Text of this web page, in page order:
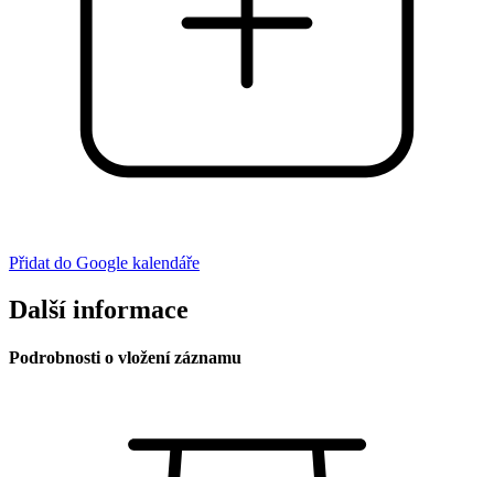
Přidat do Google kalendáře
Další informace
Podrobnosti o vložení záznamu